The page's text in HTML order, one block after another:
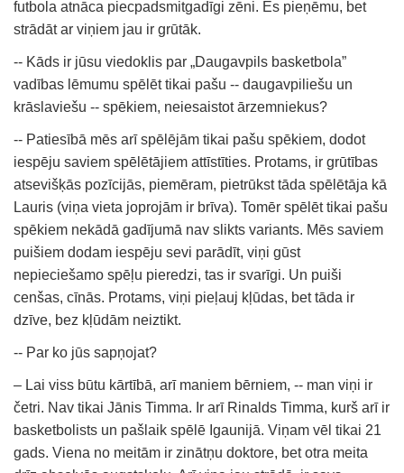
futbola atnāca piecpadsmitgadīgi zēni. Es pieņēmu, bet
strādāt ar viņiem jau ir grūtāk.
-- Kāds ir jūsu viedoklis par „Daugavpils basketbola”
vadības lēmumu spēlēt tikai pašu -- daugavpiliešu un
krāslaviešu -- spēkiem, neiesaistot ārzemniekus?
-- Patiesībā mēs arī spēlējām tikai pašu spēkiem, dodot
iespēju saviem spēlētājiem attīstīties. Protams, ir grūtības
atsevišķās pozīcijās, piemēram, pietrūkst tāda spēlētāja kā
Lauris (viņa vieta joprojām ir brīva). Tomēr spēlēt tikai pašu
spēkiem nekādā gadījumā nav slikts variants. Mēs saviem
puišiem dodam iespēju sevi parādīt, viņi gūst
nepieciešamo spēļu pieredzi, tas ir svarīgi. Un puiši
cenšas, cīnās. Protams, viņi pieļauj kļūdas, bet tāda ir
dzīve, bez kļūdām neiztikt.
-- Par ko jūs sapņojat?
– Lai viss būtu kārtībā, arī maniem bērniem, -- man viņi ir
četri. Nav tikai Jānis Timma. Ir arī Rinalds Timma, kurš arī ir
basketbolists un pašlaik spēlē Igaunijā. Viņam vēl tikai 21
gads. Viena no meitām ir zinātņu doktore, bet otra meita